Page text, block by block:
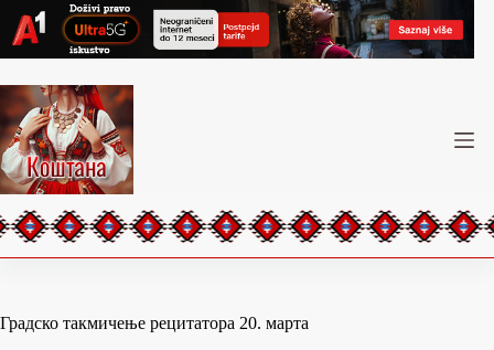
content
Градско такмичење рецитатора 20. марта